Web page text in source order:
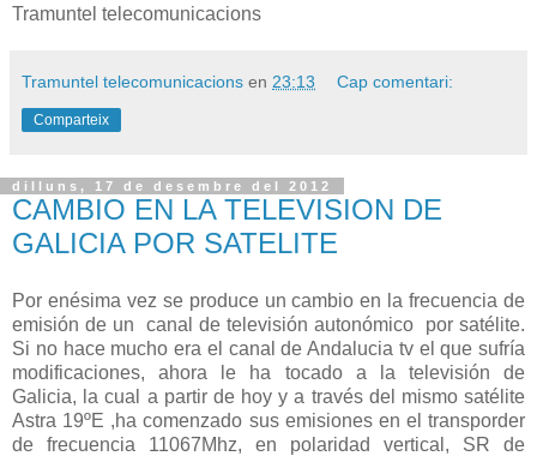
Tramuntel telecomunicacions
Tramuntel telecomunicacions en 23:13 Cap comentari:
Comparteix
dilluns, 17 de desembre del 2012
CAMBIO EN LA TELEVISION DE
GALICIA POR SATELITE
Por enésima vez se produce un cambio en la frecuencia de
emisión de un canal de televisión autonómico por satélite.
Si no hace mucho era el canal de Andalucia tv el que sufría
modificaciones, ahora le ha tocado a la televisión de
Galicia, la cual a partir de hoy y a través del mismo satélite
Astra 19ºE ,ha comenzado sus emisiones en el transporder
de frecuencia 11067Mhz, en polaridad vertical, SR de